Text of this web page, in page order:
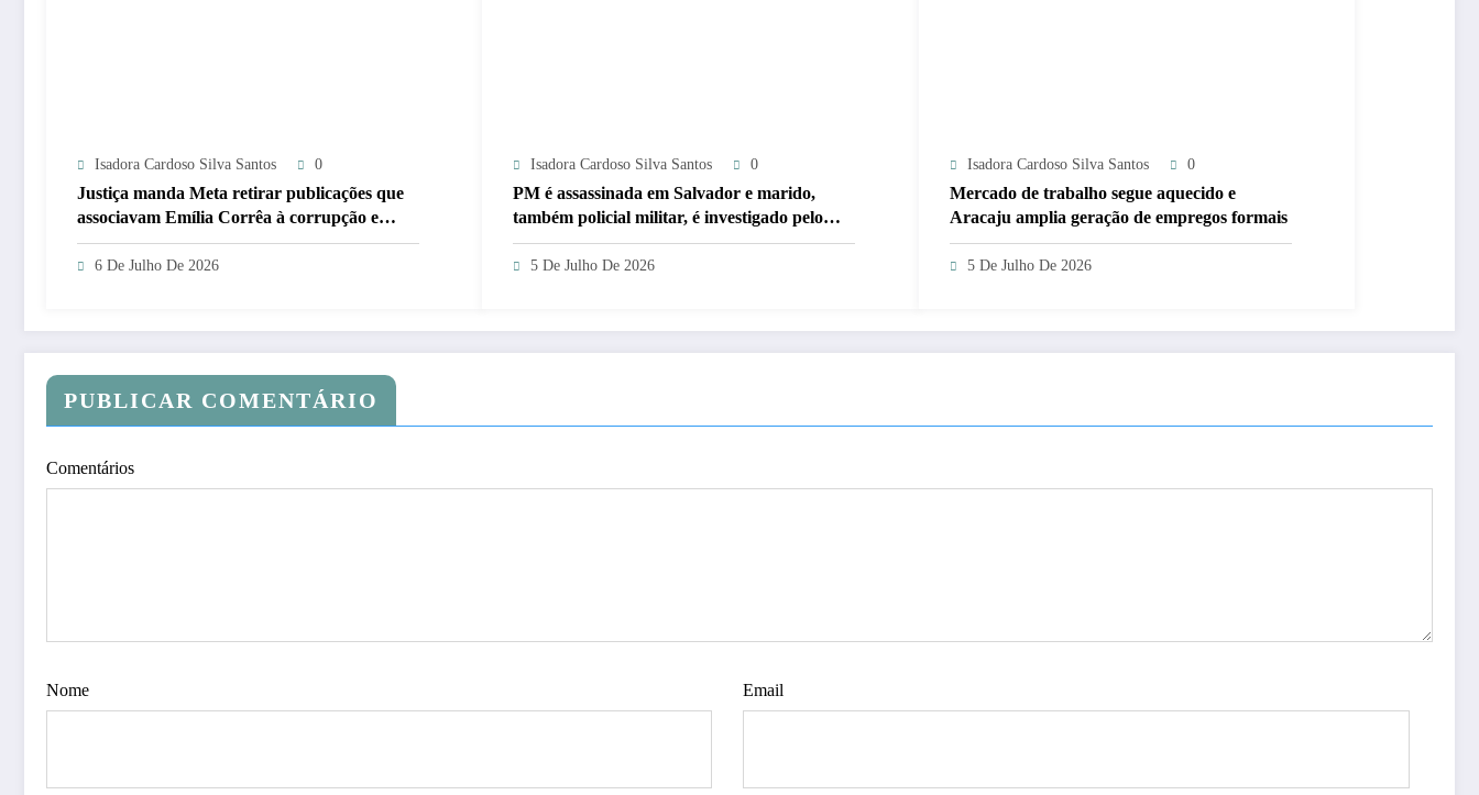
Isadora Cardoso Silva Santos 0
Justiça manda Meta retirar publicações que
associavam Emília Corrêa à corrupção e
identificar responsáveis
6 De Julho De 2026
Isadora Cardoso Silva Santos 0
PM é assassinada em Salvador e marido,
também policial militar, é investigado pelo
crime
5 De Julho De 2026
Isadora Cardoso Silva Santos 0
Mercado de trabalho segue aquecido e
Aracaju amplia geração de empregos formais
5 De Julho De 2026
PUBLICAR COMENTÁRIO
Comentários
Nome Email